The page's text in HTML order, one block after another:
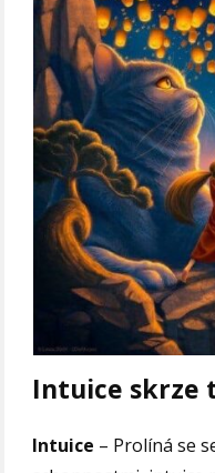
Intuice skrze
Intuice – Prolíná se